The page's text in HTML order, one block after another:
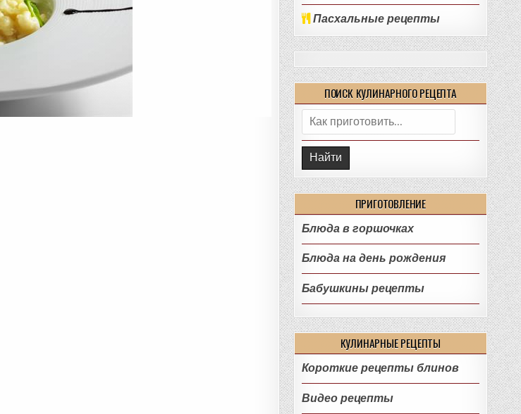
Пасхальные рецепты
ПОИСК КУЛИНАРНОГО РЕЦЕПТА
Поиск:
ПРИГОТОВЛЕНИЕ
Блюда в горшочках
Блюда на день рождения
Бабушкины рецепты
КУЛИНАРНЫЕ РЕЦЕПТЫ
Короткие рецепты блинов
Видео рецепты